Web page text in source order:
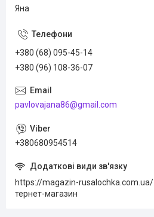
Яна
+380 (68) 095-45-14
+380 (96) 108-36-07
pavlovajana86@gmail.com
+380680954514
https://magazin-rusalochka.com.ua/
тернет-магазин